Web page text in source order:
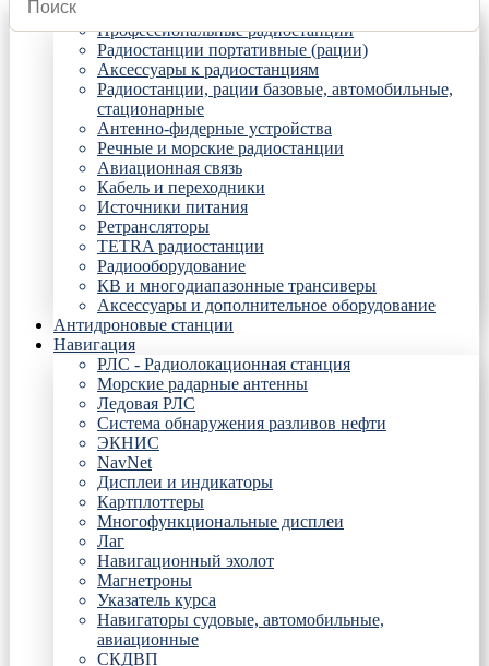
Радиостанции
Профессиональные радиостанции
Радиостанции портативные (рации)
Аксессуары к радиостанциям
Радиостанции, рации базовые, автомобильные,
стационарные
Антенно-фидерные устройства
Речные и морские радиостанции
Авиационная связь
Кабель и переходники
Источники питания
Ретрансляторы
TETRA радиостанции
Радиооборудование
КВ и многодиапазонные трансиверы
Аксессуары и дополнительное оборудование
Антидроновые станции
Навигация
РЛС - Радиолокационная станция
Морские радарные антенны
Ледовая РЛС
Система обнаружения разливов нефти
ЭКНИС
NavNet
Дисплеи и индикаторы
Картплоттеры
Многофункциональные дисплеи
Лаг
Навигационный эхолот
Магнетроны
Указатель курса
Навигаторы судовые, автомобильные,
авиационные
СКДВП